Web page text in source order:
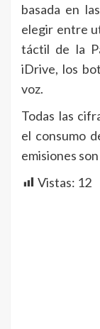
basada en
elegir entre
táctil de la
iDrive, los
voz.
Todas las
el consumo
emisiones
Vistas: 12